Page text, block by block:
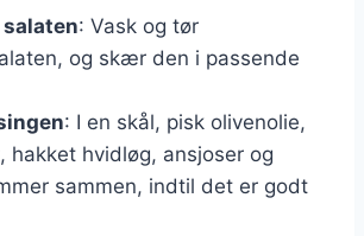
salaten: Vask og tør
og skær den i passende
: I en skål, pisk olivenolie,
hakket hvidløg, ansjoser og
sammen, indtil det er godt